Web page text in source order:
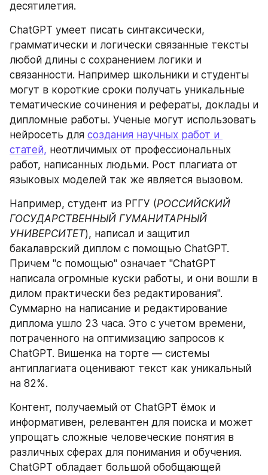
десятилетия.
ChatGPT умеет писать синтаксически,
грамматически и логически связанные тексты
любой длины с сохранением логики и
связанности. Например школьники и студенты
могут в короткие сроки получать уникальные
тематические сочинения и рефераты, доклады и
дипломные работы. Ученые могут использовать
нейросеть для создания научных работ и
статей, неотличимых от профессиональных
работ, написанных людьми. Рост плагиата от
языковых моделей так же является вызовом.
Например, студент из РГГУ (РОССИЙСКИЙ
ГОСУДАРСТВЕННЫЙ ГУМАНИТАРНЫЙ
УНИВЕРСИТЕТ), написал и защитил
бакалаврский диплом с помощью ChatGPT.
Причем "с помощью" означает "ChatGPT
написала огромные куски работы, и они вошли в
дилом практически без редактирования".
Суммарно на написание и редактирование
диплома ушло 23 часа. Это с учетом времени,
потраченного на оптимизацию запросов к
ChatGPT. Вишенка на торте — системы
антиплагиата оценивают текст как уникальный
на 82%.
Контент, получаемый от ChatGPT ёмок и
информативен, релевантен для поиска и может
упрощать сложные человеческие понятия в
различных сферах для понимания и обучения.
ChatGPT обладает большой обобщающей